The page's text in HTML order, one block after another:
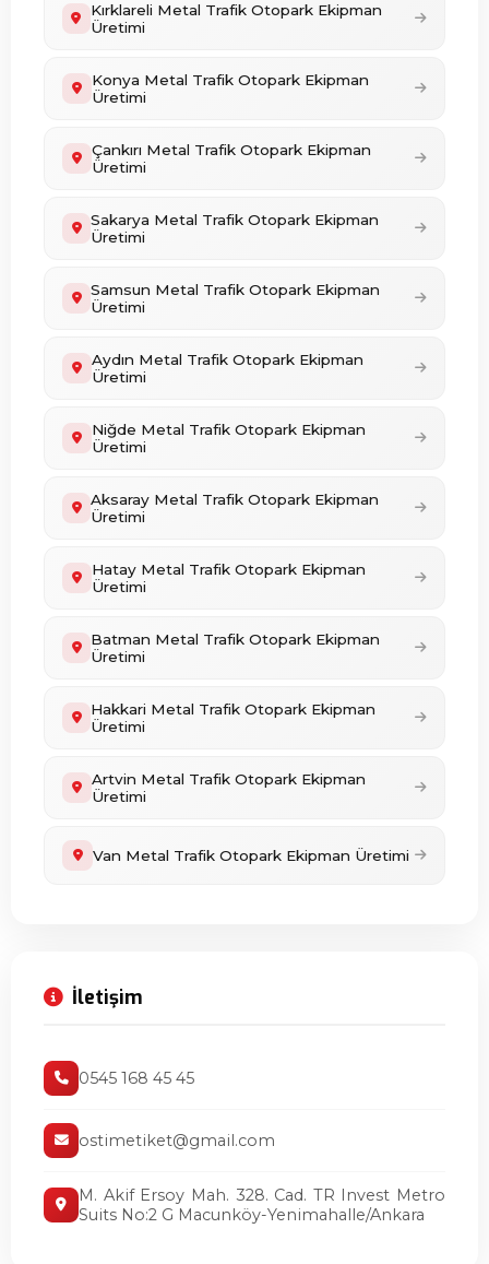
Kırklareli Metal Trafik Otopark Ekipman
Üretimi
Konya Metal Trafik Otopark Ekipman
Üretimi
Çankırı Metal Trafik Otopark Ekipman
Üretimi
Sakarya Metal Trafik Otopark Ekipman
Üretimi
Samsun Metal Trafik Otopark Ekipman
Üretimi
Aydın Metal Trafik Otopark Ekipman
Üretimi
Niğde Metal Trafik Otopark Ekipman
Üretimi
Aksaray Metal Trafik Otopark Ekipman
Üretimi
Hatay Metal Trafik Otopark Ekipman
Üretimi
Batman Metal Trafik Otopark Ekipman
Üretimi
Hakkari Metal Trafik Otopark Ekipman
Üretimi
Artvin Metal Trafik Otopark Ekipman
Üretimi
Van Metal Trafik Otopark Ekipman Üretimi
İletişim
0545 168 45 45
ostimetiket@gmail.com
M. Akif Ersoy Mah. 328. Cad. TR Invest Metro
Suits No:2 G Macunköy-Yenimahalle/Ankara